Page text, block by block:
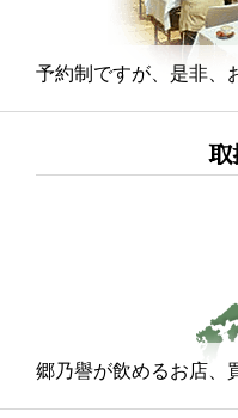
予約制ですが、是非、
取
郷乃譽が飲めるお店、